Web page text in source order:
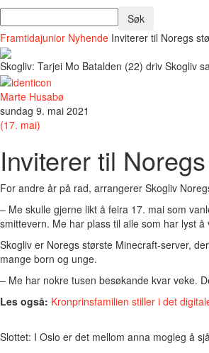
Framtidajunior Nyhende Inviterer til Noregs
Skogliv: Tarjei Mo Batalden (22) driv Skogliv
Marte Husabø
sundag 9. mai 2021
(17. mai)
Inviterer til
For andre år på rad, arrangerer Skogliv
– Me skulle gjerne likt å feira 17. mai som
smittevern. Me har plass til alle som har lyst
Skogliv er Noregs største Minecraft-server,
mange born og unge.
– Me har nokre tusen besøkande kvar veke.
Les også: Kronprinsfamilien stiller i det
Slottet: I Oslo er det mellom anna mogleg å